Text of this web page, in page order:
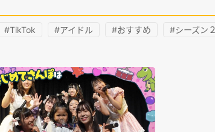
#TikTok #アイドル #おすすめ #シーズン２